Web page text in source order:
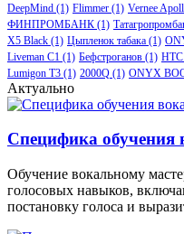
DeepMind (1) Flimmer (1) Vernee
ФИНПРОМБАНК (1)
X5 Black (1) Цыпленок табака (1)
Liveman C1 (1) Бефстроганов (1)
Lumigon T3 (1) 2000Q (1) ONYX
Актуально
Специфика обучения
Обучение вокальному
голосовых навыков,
постановку голоса и